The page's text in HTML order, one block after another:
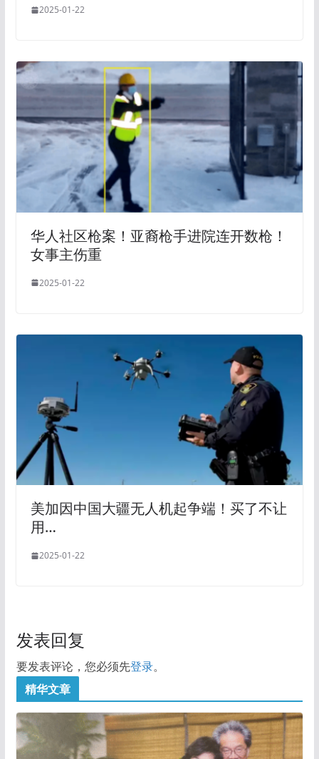
2025-01-22
华人社区枪案！亚裔枪手进院连开数枪！
女事主伤重
2025-01-22
美加因中国大疆无人机起争端！买了不让
用…
2025-01-22
发表回复
要发表评论，您必须先登录。
精华文章